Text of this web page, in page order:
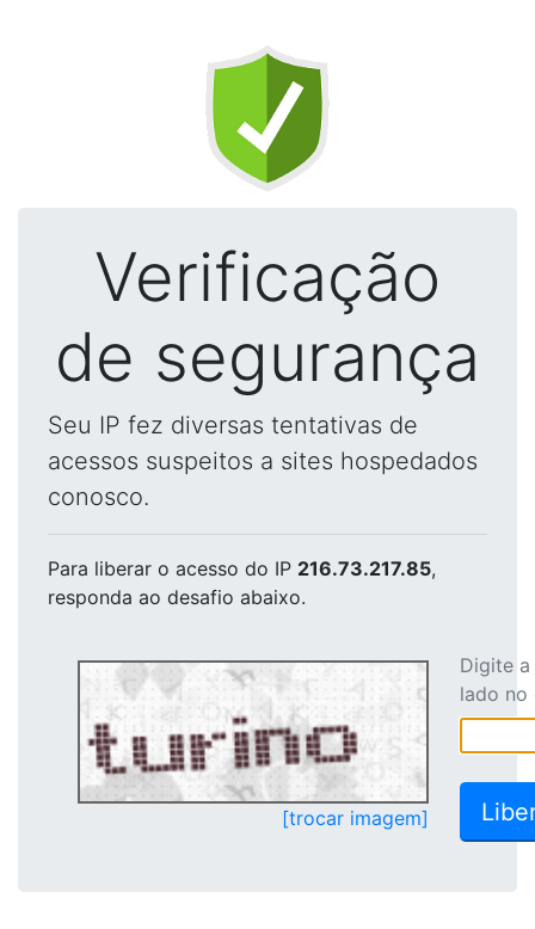
Verificação
de segurança
Seu IP fez diversas tentativas de
acessos suspeitos a sites hospedados
conosco.
Para liberar o acesso do IP 216.73.217.85,
responda ao desafio abaixo.
[trocar imagem]
Digite
lado no